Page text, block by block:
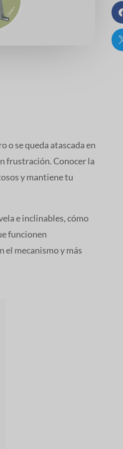
o se queda atascada en
frustración. Conocer la
y mantiene tu
e inclinables, cómo
funcionen
el mecanismo y más